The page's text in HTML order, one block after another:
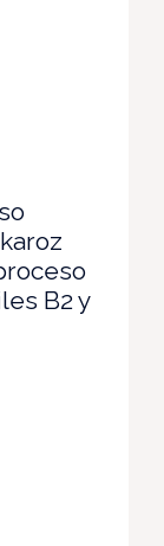
B2 y